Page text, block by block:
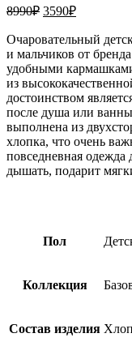
8990₽ Первоначальная
составляла
8990₽.
3590₽Текущая
3590₽.
Очаровательный
и мальчиков от
удобными
из
достоинством
после душа или
выполнена из
хлопка, что очень
повседневная одежда
дышать, подарит
Пол
Коллекция
Состав изделия